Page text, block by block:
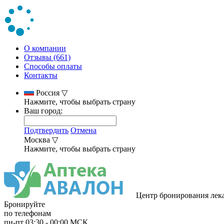
О компании
Отзывы (661)
Способы оплаты
Контакты
Россия ▽
Нажмите, чтобы выбрать страну
Ваш город:
Подтвердить Отмена
Москва ▽
Нажмите, чтобы выбрать страну
Центр бронирования
Бронируйте
по телефонам
пн-пт 03:30 - 00:00 МСК